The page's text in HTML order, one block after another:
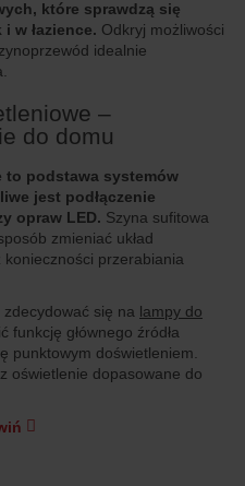
które sprawdzą się
w łazience. Odkryj możliwości
idealnie
–
do domu
to podstawa systemów
jest podłączenie
opraw LED. Szyna sufitowa
zmieniać układ
przerabiania
się na lampy do
funkcję głównego źródła
punktowym doświetleniem.
oświetlenie dopasowane do